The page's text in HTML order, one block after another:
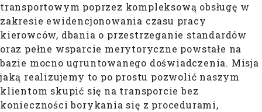
transportowym poprzez kompleksową obsługę w
zakresie ewidencjonowania czasu pracy
kierowców, dbania o przestrzeganie standardów
oraz pełne wsparcie merytoryczne powstałe na
bazie mocno ugruntowanego doświadczenia. Misja
jaką realizujemy to po prostu pozwolić naszym
klientom skupić się na transporcie bez
konieczności borykania się z procedurami,